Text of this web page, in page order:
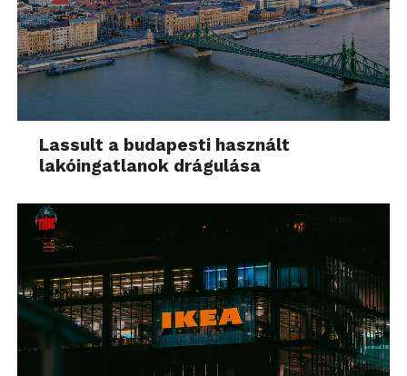
Lassult a budapesti használt
lakóingatlanok drágulása